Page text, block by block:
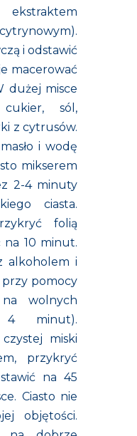
i odstawić
macerować
dużej misce
cukier, sól,
z cytrusów.
i wodę
mikserem
2-4 minuty
ciasta.
folią
na 10 minut.
alkoholem i
przy pomocy
wolnych
4 minut).
miski
przykryć
na 45
Ciasto nie
objętości.